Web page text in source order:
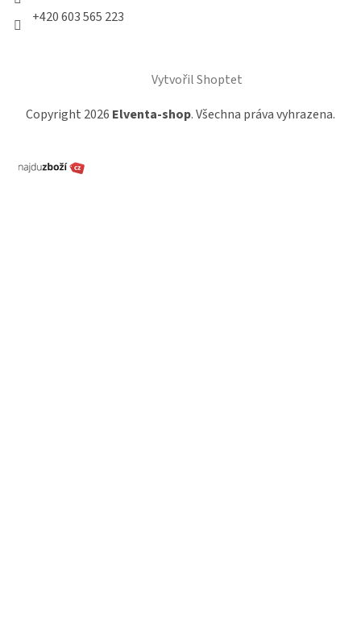
+420 603 565 223
Vytvořil Shoptet
Copyright 2026 Elventa-shop. Všechna práva vyhrazena.